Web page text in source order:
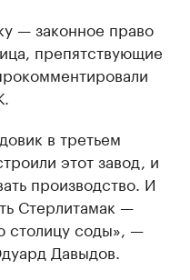
— законное право
препятствующие
в третьем
этот завод, и
производство. И
Стерлитамак —
столицу соды», —
Давыдов.